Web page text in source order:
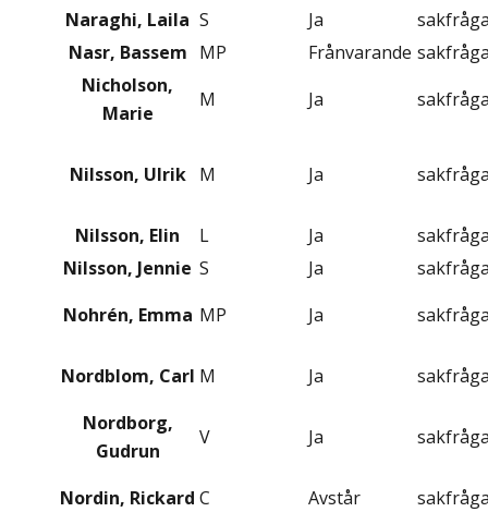
Naraghi, Laila S Ja
Nasr, Bassem MP Frånvarande
Nicholson,
Marie
M Ja
Nilsson, Ulrik M Ja
Nilsson, Elin L Ja
Nilsson, Jennie S Ja
Nohrén, Emma MP Ja
Nordblom, Carl M Ja
Nordborg,
Gudrun
V Ja
Nordin, Rickard C Avstår